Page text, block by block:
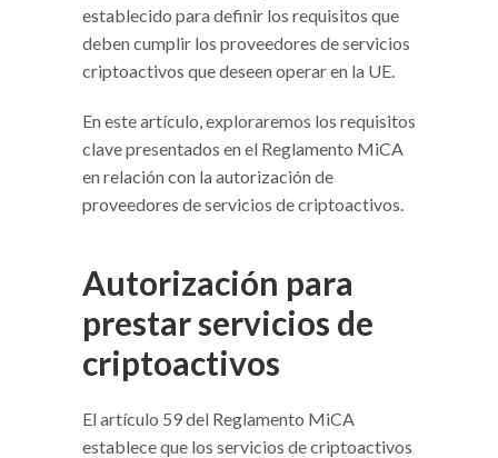
establecido para definir los requisitos que
deben cumplir los proveedores de servicios
criptoactivos que deseen operar en la UE.
En este artículo, exploraremos los requisitos
clave presentados en el Reglamento MiCA
en relación con la autorización de
proveedores de servicios de criptoactivos.
Autorización para
prestar servicios de
criptoactivos
El artículo 59 del Reglamento MiCA
establece que los servicios de criptoactivos